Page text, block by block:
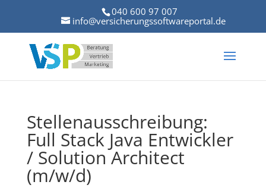
040 600 97 007
info@versicherungssoftwareportal.de
Stellenausschreibung:
Full Stack Java Entwickler
/ Solution Architect
(m/w/d)